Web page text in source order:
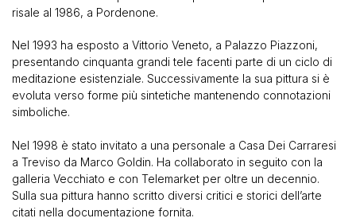
risale al 1986, a Pordenone.
Nel 1993 ha esposto a Vittorio Veneto, a Palazzo Piazzoni,
presentando cinquanta grandi tele facenti parte di un ciclo di
meditazione esistenziale. Successivamente la sua pittura si è
evoluta verso forme più sintetiche mantenendo connotazioni
simboliche.
Nel 1998 è stato invitato a una personale a Casa Dei Carraresi
a Treviso da Marco Goldin. Ha collaborato in seguito con la
galleria Vecchiato e con Telemarket per oltre un decennio.
Sulla sua pittura hanno scritto diversi critici e storici dell’arte
citati nella documentazione fornita.